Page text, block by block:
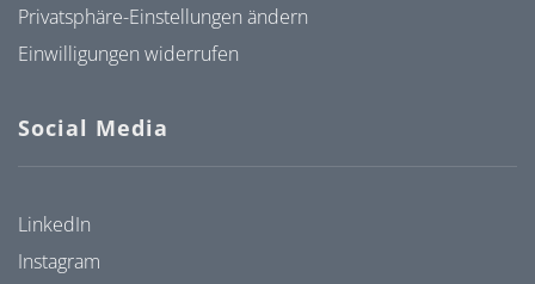
Privatsphäre-Einstellungen ändern
Einwilligungen widerrufen
Social Media
LinkedIn
Instagram